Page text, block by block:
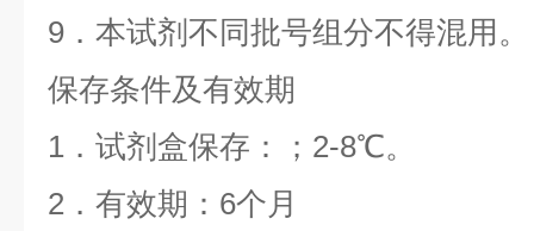
9．本试剂不同批号组分不得混用。
保存条件及有效期
1． 试剂盒保存： ；2-8℃。
2．有效期：6个月